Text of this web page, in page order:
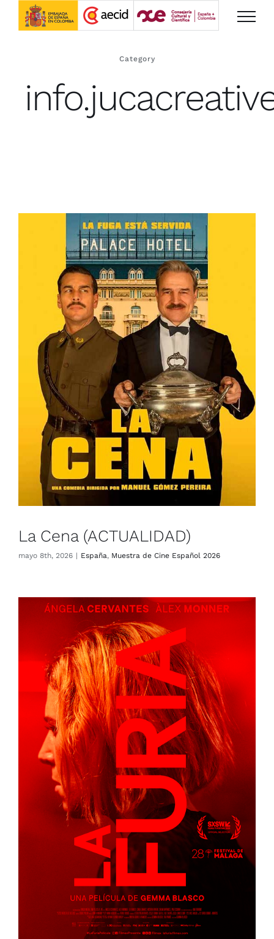
Saltar
Category
La Cena (ACTUALIDAD)
Muestra de Cine Español 2026
La Cena (ACTUALIDAD)
mayo 8th, 2026 | España, Muestra de Cine Español 2026
LA FURIA (ACTUALIDAD)
España Muestra de Cine Español 2026